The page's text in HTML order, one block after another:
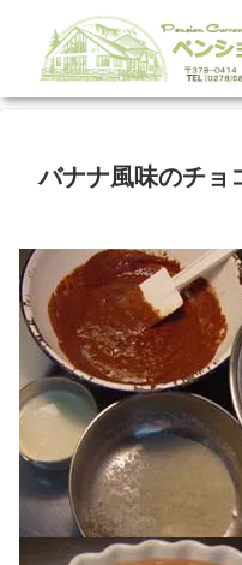
バナナ風味のチョ